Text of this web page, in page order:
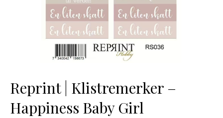
Reprint | Klistremerker –
Happiness Baby Girl